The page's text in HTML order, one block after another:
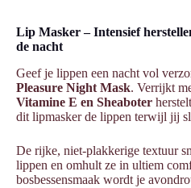
Lip Masker – Intensief
de nacht
Geef je lippen een nacht vol
Pleasure Night Mask. Verrijkt
Vitamine E en Sheaboter
dit lipmasker de lippen terwijl jij
De rijke, niet-plakkerige textuur
lippen en omhult ze in ultiem
bosbessensmaak wordt je